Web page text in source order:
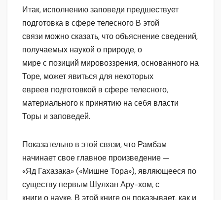
Итак, исполнению заповеди предшествует
подготовка в сфере телесного В этой
связи можно сказать, что объяснение сведений,
получаемых наукой о природе, о
мире с позиций мировоззрения, основанного на
Торе, может явиться для некоторых
евреев подготовкой в сфере телесного,
материального к принятию на себя власти
Торы и заповедей.
Показательно в этой связи, что Рамбам
начинает свое главное произведение —
«Яд Гахазака» («Мишне Тора»), являющееся по
существу первым Шулхан Ару-хом, с
книги о науке. В этой книге он показывает, как и